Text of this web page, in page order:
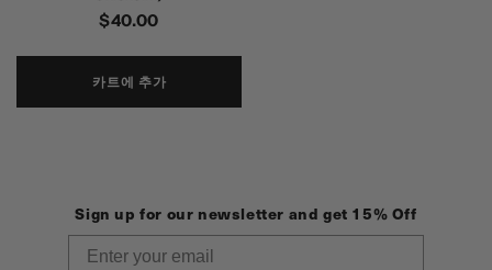
정
$40.00
카트에 추가
Sign up for our newsletter and get 15% Off